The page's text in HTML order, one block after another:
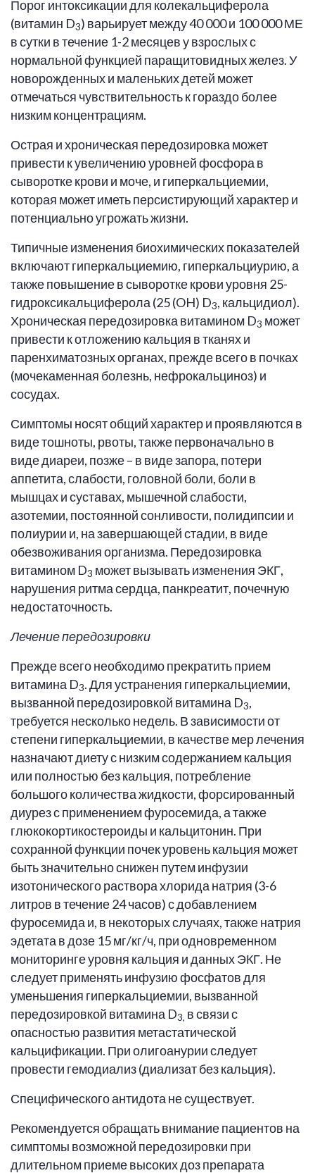
Порог интоксикации для колекальциферола
(витамин D3) варьирует между 40 000 и 100 000 МЕ
в сутки в течение 1-2 месяцев у взрослых с
нормальной функцией паращитовидных желез. У
новорожденных и маленьких детей может
отмечаться чувствительность к гораздо более
низким концентрациям.
Острая и хроническая передозировка может
привести к увеличению уровней фосфора в
сыворотке крови и моче, и гиперкальциемии,
которая может иметь персистирующий характер и
потенциально угрожать жизни.
Типичные изменения биохимических показателей
включают гиперкальциемию, гиперкальциурию, а
также повышение в сыворотке крови уровня 25-
гидроксикальциферола (25 (OH) D3, кальцидиол).
Хроническая передозировка витамином D3 может
привести к отложению кальция в тканях и
паренхиматозных органах, прежде всего в почках
(мочекаменная болезнь, нефрокальциноз) и
сосудах.
Симптомы носят общий характер и проявляются в
виде тошноты, рвоты, также первоначально в
виде диареи, позже – в виде запора, потери
аппетита, слабости, головной боли, боли в
мышцах и суставах, мышечной слабости,
азотемии, постоянной сонливости, полидипсии и
полиурии и, на завершающей стадии, в виде
обезвоживания организма. Передозировка
витамином D3 может вызывать изменения ЭКГ,
нарушения ритма сердца, панкреатит, почечную
недостаточность.
Лечение передозировки
Прежде всего необходимо прекратить прием
витамина D3. Для устранения гиперкальциемии,
вызванной передозировкой витамина D3,
требуется несколько недель. В зависимости от
степени гиперкальциемии, в качестве мер лечения
назначают диету с низким содержанием кальция
или полностью без кальция, потребление
большого количества жидкости, форсированный
диурез с применением фуросемида, а также
глюкокортикостероиды и кальцитонин. При
сохранной функции почек уровень кальция может
быть значительно снижен путем инфузии
изотонического раствора хлорида натрия (3-6
литров в течение 24 часов) с добавлением
фуросемида и, в некоторых случаях, также натрия
эдетата в дозе 15 мг/кг/ч, при одновременном
мониторинге уровня кальция и данных ЭКГ. Не
следует применять инфузию фосфатов для
уменьшения гиперкальциемии, вызванной
передозировкой витамина D3, в связи с
опасностью развития метастатической
кальцификации. При олигоанурии следует
провести гемодиализ (диализат без кальция).
Специфического антидота не существует.
Рекомендуется обращать внимание пациентов на
симптомы возможной передозировки при
длительном приеме высоких доз препарата